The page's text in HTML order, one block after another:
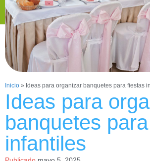
Inicio » Ideas para organizar banquetes para fiestas
Ideas para
banquetes
infantiles